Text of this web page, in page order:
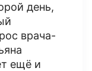
день,
врача-
ещё и